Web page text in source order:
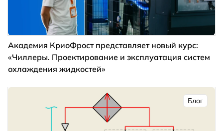
Академия КриоФрост представляет новый курс:
«Чиллеры. Проектирование и эксплуатация систем
охлаждения жидкостей»
Блог